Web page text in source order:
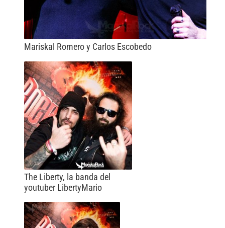
Mariskal Romero y Carlos Escobedo
The Liberty, la banda del
youtuber LibertyMario